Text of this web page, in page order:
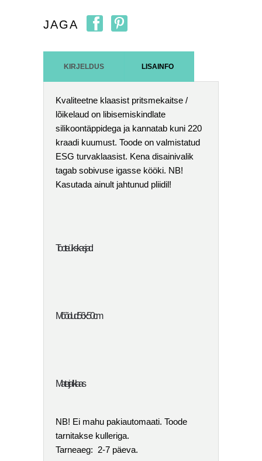
JAGA
KIRJELDUS LISAINFO
Kvaliteetne klaasist pritsmekaitse /
lõikelaud on libisemiskindlate
silikoontäppidega ja kannatab kuni 220
kraadi kuumust. Toode on valmistatud
ESG turvaklaasist. Kena disainivalik
tagab sobivuse igasse kööki. NB!
Kasutada ainult jahtunud pliidil!
Toote üksikasjad:
Mõõdud: 56 x 50 cm
Materjal: klaas
NB! Ei mahu pakiautomaati. Toode
tarnitakse kulleriga.
Tarneaeg: 2-7 päeva.